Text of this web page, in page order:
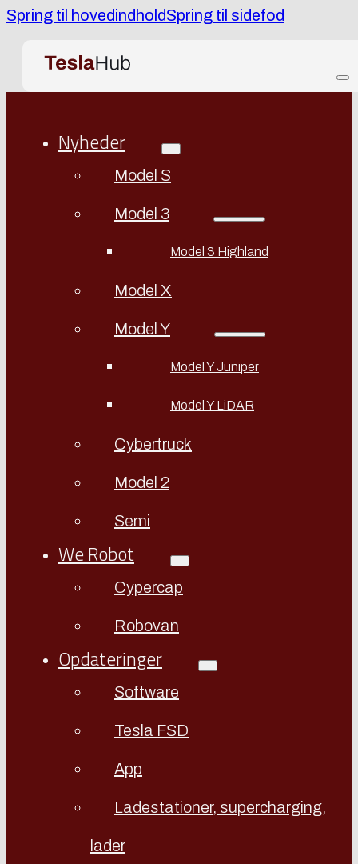
Spring til hovedindholdSpring til sidefod
Nyheder
Model S
Model 3
Model 3 Highland
Model X
Model Y
Model Y Juniper
Model Y LiDAR
Cybertruck
Model 2
Semi
We Robot
Cypercap
Robovan
Opdateringer
Software
Tesla FSD
App
Ladestationer, supercharging,
lader